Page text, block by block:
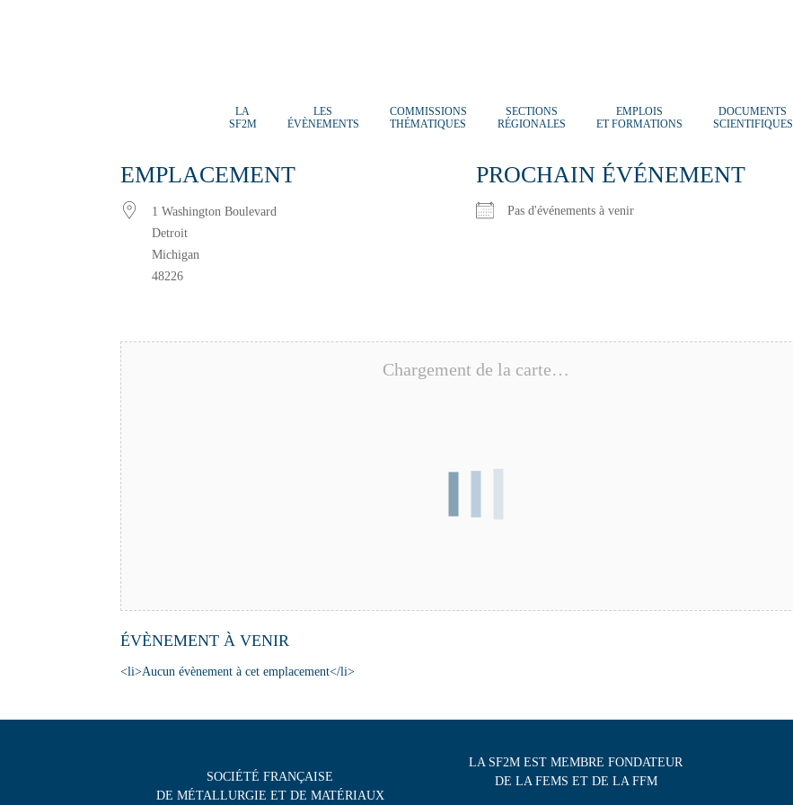
LA
SF2M
LES
ÉVÈNEMENTS
COMMISSIONS
THÉMATIQUES
SECTIONS
RÉGIONALES
EMPLOIS
ET FORMATIONS
DOCUMENTS
SCIENTIFIQUES
EMPLACEMENT
1 Washington Boulevard
Detroit
Michigan
48226
PROCHAIN ÉVÉNEMENT
Pas d'événements à venir
Chargement de la carte…
ÉVÈNEMENT À VENIR
<li>Aucun évènement à cet emplacement</li>
SOCIÉTÉ FRANÇAISE
DE MÉTALLURGIE ET DE MATÉRIAUX
LA SF2M EST MEMBRE FONDATEUR
DE LA FEMS ET DE LA FFM